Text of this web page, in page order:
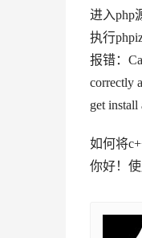
进入php
执行
报错：
correctly
get
如何将
你好！